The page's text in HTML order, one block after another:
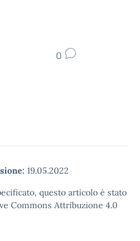
0
19.05.2022
questo articolo è stato
Commons Attribuzione 4.0